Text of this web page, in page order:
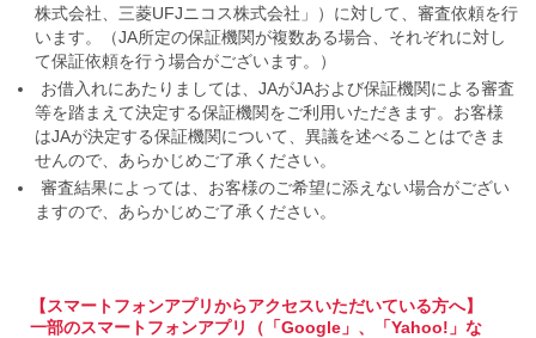
株式会社、三菱UFJニコス株式会社」）に対して、審査依頼を行
います。（JA所定の保証機関が複数ある場合、それぞれに対し
て保証依頼を行う場合がございます。）
お借入れにあたりましては、JAがJAおよび保証機関による審査
等を踏まえて決定する保証機関をご利用いただきます。お客様
はJAが決定する保証機関について、異議を述べることはできま
せんので、あらかじめご了承ください。
審査結果によっては、お客様のご希望に添えない場合がござい
ますので、あらかじめご了承ください。
【スマートフォンアプリからアクセスいただいている方へ】
一部のスマートフォンアプリ（「Google」、「Yahoo!」な